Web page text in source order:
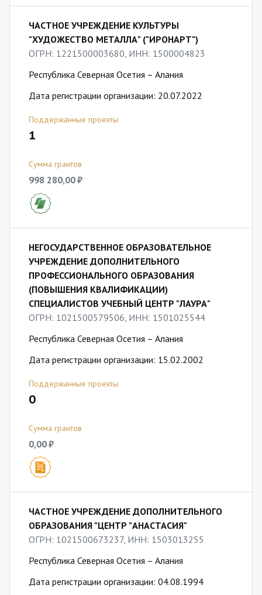
ЧАСТНОЕ УЧРЕЖДЕНИЕ КУЛЬТУРЫ
"ХУДОЖЕСТВО МЕТАЛЛА" ("ИРОНАРТ")
ОГРН: 1221500003680, ИНН: 1500004823
Республика Северная Осетия – Алания
Дата регистрации организации: 20.07.2022
Поддержанные проекты
1
Сумма грантов
998 280,00 ₽
НЕГОСУДАРСТВЕННОЕ ОБРАЗОВАТЕЛЬНОЕ
УЧРЕЖДЕНИЕ ДОПОЛНИТЕЛЬНОГО
ПРОФЕССИОНАЛЬНОГО ОБРАЗОВАНИЯ
(ПОВЫШЕНИЯ КВАЛИФИКАЦИИ)
СПЕЦИАЛИСТОВ УЧЕБНЫЙ ЦЕНТР "ЛАУРА"
ОГРН: 1021500579506, ИНН: 1501025544
Республика Северная Осетия – Алания
Дата регистрации организации: 15.02.2002
Поддержанные проекты
0
Сумма грантов
0,00 ₽
ЧАСТНОЕ УЧРЕЖДЕНИЕ ДОПОЛНИТЕЛЬНОГО
ОБРАЗОВАНИЯ "ЦЕНТР "АНАСТАСИЯ"
ОГРН: 1021500673237, ИНН: 1503013255
Республика Северная Осетия – Алания
Дата регистрации организации: 04.08.1994